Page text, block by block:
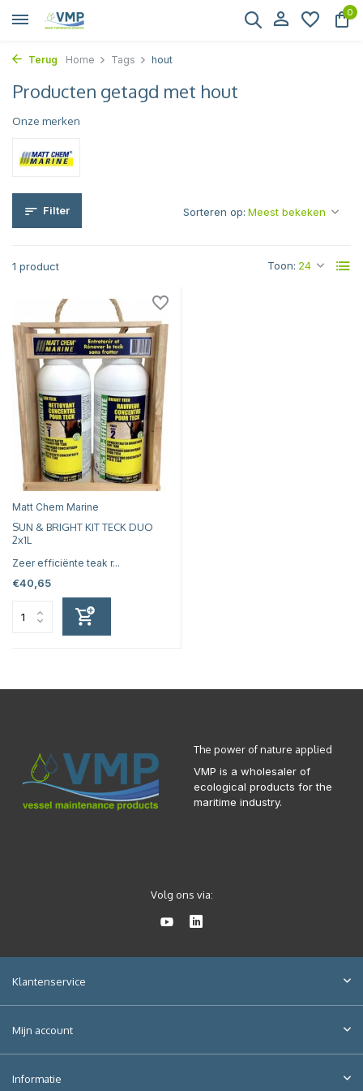
0
Terug Home Tags hout
Producten getagd met hout
Onze merken
Filter
1 product Toon:
Sorteren op:
Matt Chem Marine
SUN & BRIGHT KIT TECK DUO
2x1L
Zeer efficiënte teak r...
€40,65
The power of nature applied
VMP is a wholesaler of
ecological products for the
maritime industry.
Volg ons via:
Klantenservice
Mijn account
Informatie